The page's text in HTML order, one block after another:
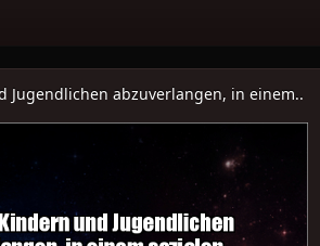
Jugendlichen abzuverlangen, in einem..